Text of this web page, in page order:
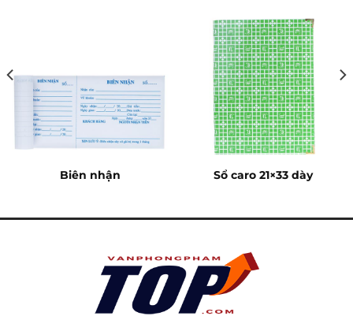
Biên nhận Sổ caro 21×33 dày